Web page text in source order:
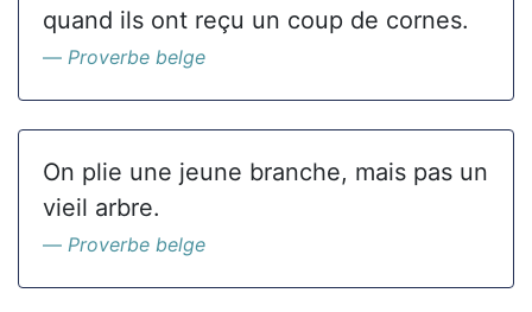
quand ils ont reçu un coup de cornes.
Proverbe belge
On plie une jeune branche, mais pas un
vieil arbre.
Proverbe belge